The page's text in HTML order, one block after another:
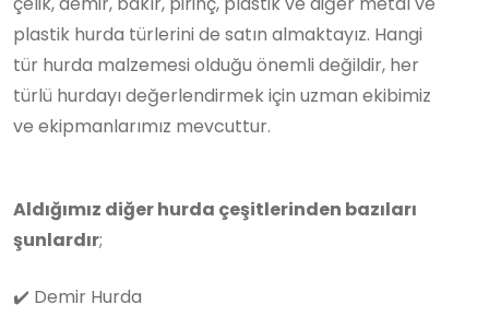
plastik hurda türlerini de satın almaktayız. Hangi
tür hurda malzemesi olduğu önemli değildir, her
türlü hurdayı değerlendirmek için uzman ekibimiz
ve ekipmanlarımız mevcuttur.
Aldığımız diğer hurda çeşitlerinden bazıları
şunlardır;
✔️ Demir Hurda